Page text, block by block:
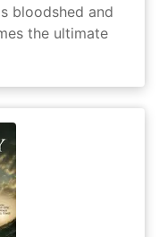
bloodshed and
the ultimate